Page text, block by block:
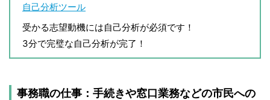
自己分析ツール
受かる志望動機には自己分析が必須です！
3分で完璧な自己分析が完了！
事務職の仕事：手続きや窓口業務などの市民への